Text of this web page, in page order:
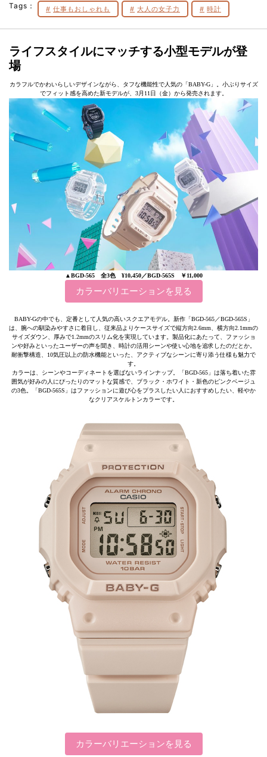
Tags： 仕事もおしゃれも 大人の女子力 時計
ライフスタイルにマッチする小型モデルが登
場
カラフルでかわいらしいデザインながら、タフな機能性で人気の「BABY-G」。小ぶりサイズ
でフィット感を高めた新モデルが、3月11日（金）から発売されます。
▲BGD-565 全3色 ¥10,450／BGD-565S ￥11,000
カラーバリエーションを見る
BABY-Gの中でも、定番として人気の高いスクエアモデル。新作「BGD-565／BGD-565S」
は、腕への馴染みやすさに着目し、従来品よりケースサイズで縦方向2.6mm、横方向2.1mmの
サイズダウン、厚みで1.2mmのスリム化を実現しています。製品化にあたって、ファッショ
ンや好みといったユーザーの声を聞き、時計の活用シーンや使い心地を追求したのだとか。
耐衝撃構造、10気圧以上の防水機能といった、アクティブなシーンに寄り添う仕様も魅力で
す。
カラーは、シーンやコーディネートを選ばないラインナップ。「BGD-565」は落ち着いた雰
囲気が好みの人にぴったりのマットな質感で、ブラック・ホワイト・新色のピンクベージュ
の3色。「BGD-565S」はファッションに遊び心をプラスしたい人におすすめしたい、軽やか
なクリアスケルトンカラーです。
カラーバリエーションを見る